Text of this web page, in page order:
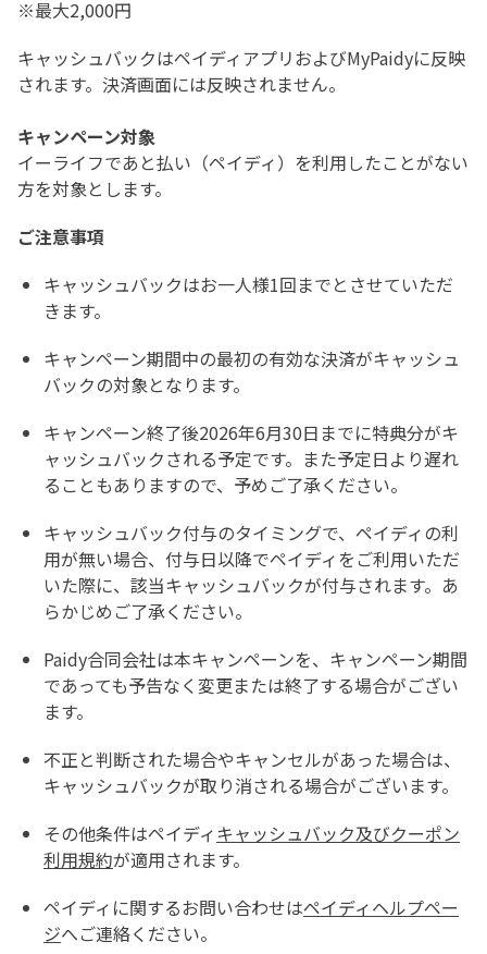
※最大2,000円
キャッシュバックはペイディアプリおよびMyPaidyに反映
されます。決済画面には反映されません。
キャンペーン対象
イーライフであと払い（ペイディ）を利用したことがない
方を対象とします。
ご注意事項
キャッシュバックはお一人様1回までとさせていただ
きます。
キャンペーン期間中の最初の有効な決済がキャッシュ
バックの対象となります。
キャンペーン終了後2026年6月30日までに特典分がキ
ャッシュバックされる予定です。また予定日より遅れ
ることもありますので、予めご了承ください。
キャッシュバック付与のタイミングで、ペイディの利
用が無い場合、付与日以降でペイディをご利用いただ
いた際に、該当キャッシュバックが付与されます。あ
らかじめご了承ください。
Paidy合同会社は本キャンペーンを、キャンペーン期間
であっても予告なく変更または終了する場合がござい
ます。
不正と判断された場合やキャンセルがあった場合は、
キャッシュバックが取り消される場合がございます。
その他条件はペイディキャッシュバック及びクーポン
利用規約が適用されます。
ペイディに関するお問い合わせはペイディヘルプペー
ジへご連絡ください。